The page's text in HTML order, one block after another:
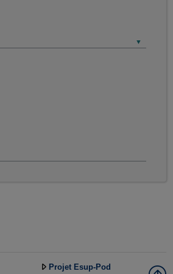
Projet Esup-Pod